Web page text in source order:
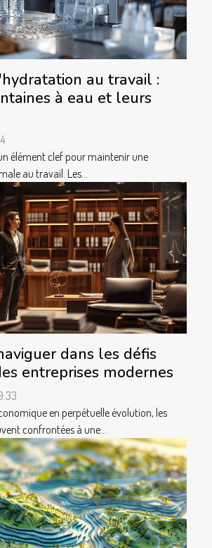
au travail :
à eau et leurs
élément clef pour maintenir une
au travail. Les...
dans les défis
entreprises modernes
en perpétuelle évolution, les
confrontées à une...